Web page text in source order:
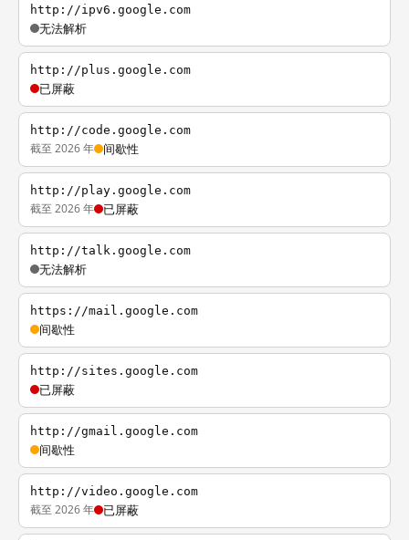
http://ipv6.google.com
无法解析
http://plus.google.com
已屏蔽
http://code.google.com
截至 2026 年 间歇性
http://play.google.com
截至 2026 年 已屏蔽
http://talk.google.com
无法解析
https://mail.google.com
间歇性
http://sites.google.com
已屏蔽
http://gmail.google.com
间歇性
http://video.google.com
截至 2026 年 已屏蔽